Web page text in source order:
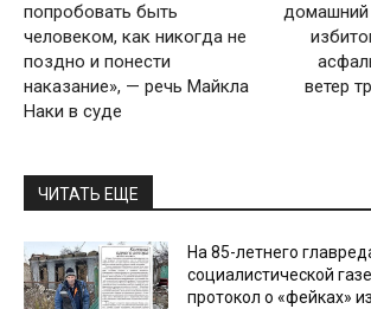
попробовать быть
человеком, как никогда не
поздно и понести
наказание», — речь Майкла
Наки в суде
домашний
ветер
ЧИТАТЬ ЕЩЕ
На 85-летнего
социалистической
протокол о «фейках»